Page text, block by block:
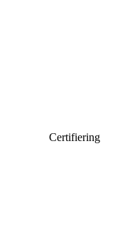
Certifiering